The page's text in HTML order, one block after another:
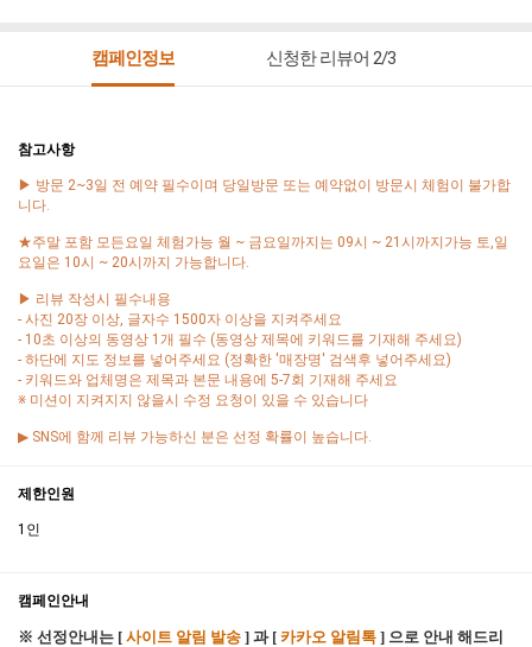
캠페인정보 신청한 리뷰어 2/3
참고사항
▶ 방문 2~3일 전 예약 필수이며 당일방문 또는 예약없이 방문시 체험이 불가합
니다.
★주말 포함 모든요일 체험가능 월 ~ 금요일까지는 09시 ~ 21시까지가능 토,일
요일은 10시 ~ 20시까지 가능합니다.
▶ 리뷰 작성시 필수내용
- 사진 20장 이상, 글자수 1500자 이상을 지켜주세요
- 10초 이상의 동영상 1개 필수 (동영상 제목에 키워드를 기재해 주세요)
- 하단에 지도 정보를 넣어주세요 (정확한 '매장명' 검색후 넣어주세요)
- 키워드와 업체명은 제목과 본문 내용에 5-7회 기재해 주세요
※ 미션이 지켜지지 않을시 수정 요청이 있을 수 있습니다
▶ SNS에 함께 리뷰 가능하신 분은 선정 확률이 높습니다.
제한인원
1인
캠페인안내
※ 선정안내는 [ 사이트 알림 발송 ] 과 [ 카카오 알림톡 ] 으로 안내 해드리